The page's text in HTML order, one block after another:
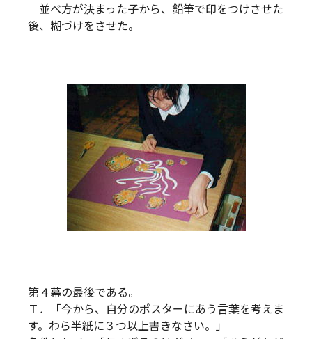
並べ方が決まった子から、鉛筆で印をつけさせた
後、糊づけをさせた。
第４幕の最後である。
Ｔ．「今から、自分のポスターにあう言葉を考えま
す。わら半紙に３つ以上書きなさい。」